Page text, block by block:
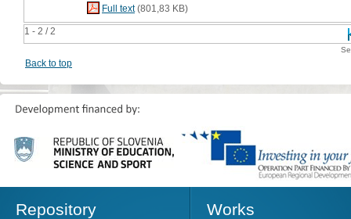
1 - 2 / 2
Full text(801,83 KB)
Back to top
Repository Works